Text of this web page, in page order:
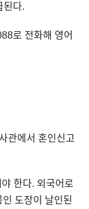
된다.
로 전화해 영어
관에서 혼인신고
한다. 외국어로
도장이 날인된